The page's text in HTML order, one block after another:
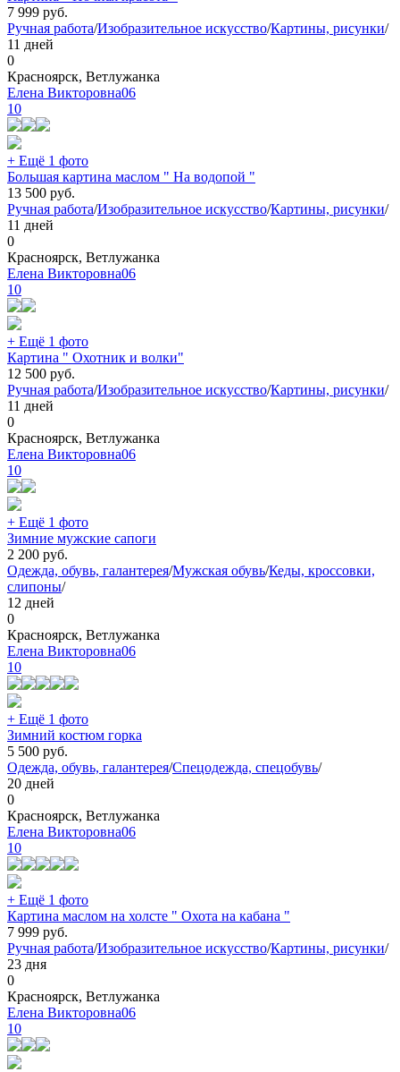
7 999 руб.
Ручная работа/Изобразительное искусство/Картины, рисунки/
11 дней
0
Красноярск, Ветлужанка
Елена Викторовна06
10
+ Ещё 1 фото
Большая картина маслом " На водопой "
13 500 руб.
Ручная работа/Изобразительное искусство/Картины, рисунки/
11 дней
0
Красноярск, Ветлужанка
Елена Викторовна06
10
+ Ещё 1 фото
Картина " Охотник и волки"
12 500 руб.
Ручная работа/Изобразительное искусство/Картины, рисунки/
11 дней
0
Красноярск, Ветлужанка
Елена Викторовна06
10
+ Ещё 1 фото
Зимние мужские сапоги
2 200 руб.
Одежда, обувь, галантерея/Мужская обувь/Кеды, кроссовки,
слипоны/
12 дней
0
Красноярск, Ветлужанка
Елена Викторовна06
10
+ Ещё 1 фото
Зимний костюм горка
5 500 руб.
Одежда, обувь, галантерея/Спецодежда, спецобувь/
20 дней
0
Красноярск, Ветлужанка
Елена Викторовна06
10
+ Ещё 1 фото
Картина маслом на холсте " Охота на кабана "
7 999 руб.
Ручная работа/Изобразительное искусство/Картины, рисунки/
23 дня
0
Красноярск, Ветлужанка
Елена Викторовна06
10